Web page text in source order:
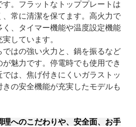
す。フラットなトッププレートは
常に清潔を保てます。高火力で
、タイマー機能や温度設定機能
しています。
ではの強い火力と、鍋を振るなど
魅力です。停電時でも使用でき
では、焦げ付きにくいガラストッ
の安全機能が充実したモデルも
理へのこだわりや、安全面、お手